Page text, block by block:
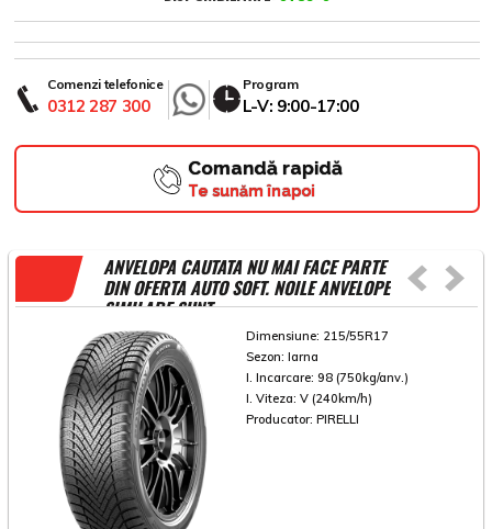
Comenzi telefonice
0312 287 300
Program
L-V: 9:00-17:00
Comandă rapidă
Te sunăm înapoi
ANVELOPA CAUTATA NU MAI FACE PARTE
DIN OFERTA AUTO SOFT. NOILE ANVELOPE
SIMILARE SUNT
Dimensiune: 215/55R17
Sezon: Iarna
I. Incarcare: 98 (750kg/anv.)
I. Viteza: V (240km/h)
Producator: PIRELLI